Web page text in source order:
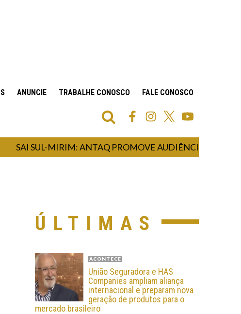
ANUNCIE TRABALHE CONOSCO FALE CONOSCO
SUL-MIRIM: ANTAQ PROMOVE AUDIÊNCIA PÚBLICA
ÚLTIMAS
ACONTECE
União Seguradora e HAS
Companies ampliam aliança
internacional e preparam nova
geração de produtos para o
mercado brasileiro